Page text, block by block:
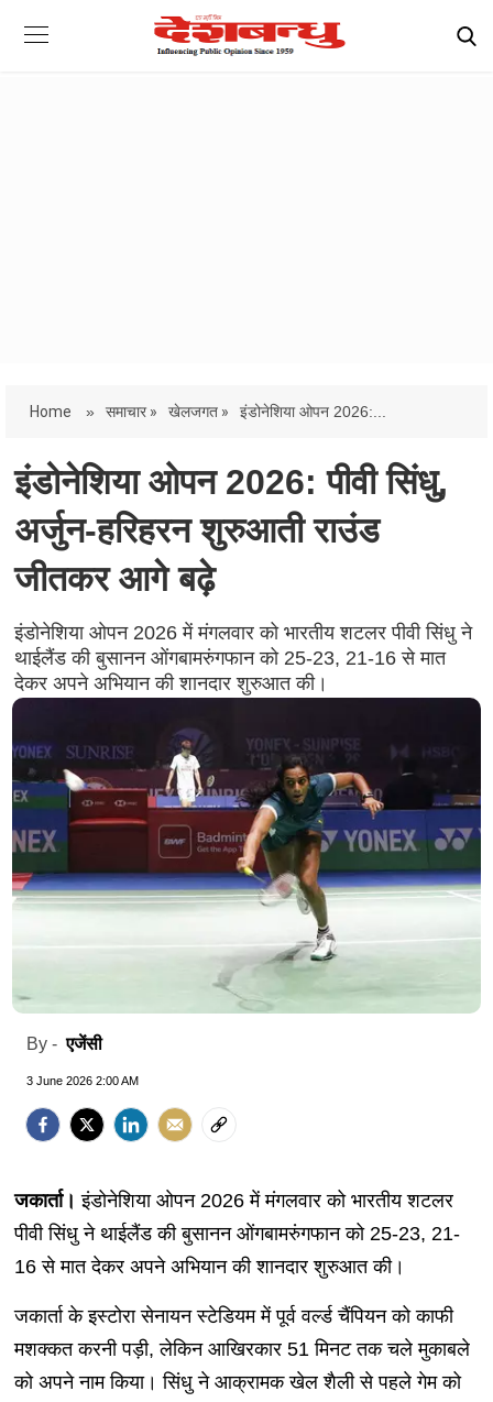
Home » समाचार » खेलजगत » इंडोनेशिया ओपन 2026:...
इंडोनेशिया ओपन 2026: पीवी सिंधु,
अर्जुन-हरिहरन शुरुआती राउंड
जीतकर आगे बढ़े
इंडोनेशिया ओपन 2026 में मंगलवार को भारतीय शटलर पीवी सिंधु ने
थाईलैंड की बुसानन ओंगबामरुंगफान को 25-23, 21-16 से मात
देकर अपने अभियान की शानदार शुरुआत की।
By -एजेंसी
3 June 2026 2:00 AM
जकार्ता। इंडोनेशिया ओपन 2026 में मंगलवार को भारतीय शटलर
पीवी सिंधु ने थाईलैंड की बुसानन ओंगबामरुंगफान को 25-23, 21-
16 से मात देकर अपने अभियान की शानदार शुरुआत की।
जकार्ता के इस्टोरा सेनायन स्टेडियम में पूर्व वर्ल्ड चैंपियन को काफी
मशक्कत करनी पड़ी, लेकिन आखिरकार 51 मिनट तक चले मुकाबले
को अपने नाम किया। ​​सिंधु ने आक्रामक खेल शैली से पहले गेम को